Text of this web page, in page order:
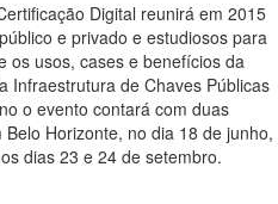
Digital reunirá em 2015
e privado e estudiosos para
os usos, cases e benefícios da
Infraestrutura de Chaves Públicas
o evento contará com duas
Horizonte, no dia 18 de junho,
dias 23 e 24 de setembro.